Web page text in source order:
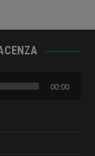
00:00